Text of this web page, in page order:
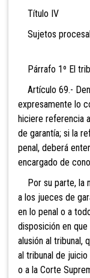
Título IV
Sujetos
Párrafo 1º El
Artículo 69.-
expresamente lo
hiciere referencia
de garantía; si la
penal, deberá
encargado de
Por su parte, la
a los jueces de
en lo penal o a
disposición en
alusión al tribunal,
al tribunal de
o a la Corte